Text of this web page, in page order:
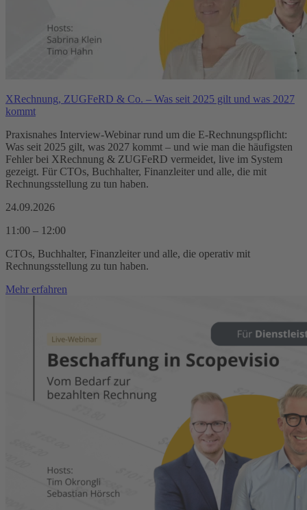
XRechnung, ZUGFeRD & Co. – Was seit 2025 gilt und was 2027
kommt
Praxisnahes Interview-Webinar rund um die E-Rechnungspflicht:
Was seit 2025 gilt, was 2027 kommt – und wie man die häufigsten
Fehler bei XRechnung & ZUGFeRD vermeidet, live im System
gezeigt. Für CTOs, Buchhalter, Finanzleiter und alle, die mit
Rechnungsstellung zu tun haben.
24.09.2026
11:00 – 12:00
CTOs, Buchhalter, Finanzleiter und alle, die operativ mit
Rechnungsstellung zu tun haben.
Mehr erfahren